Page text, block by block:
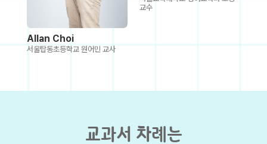
Allan Choi
서울탑동초등학교 원어민 교사
교수
교과서 차례는